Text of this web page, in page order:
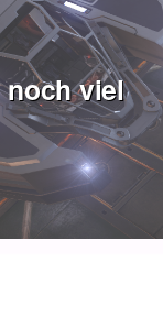
viel